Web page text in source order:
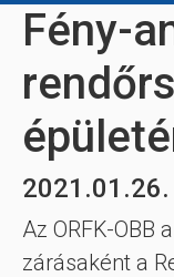
Fény-
2021.01.26.
Az ORFK-OBB
zárásaként a